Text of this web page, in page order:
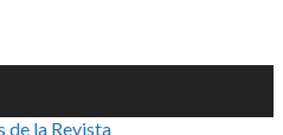
de la Revista